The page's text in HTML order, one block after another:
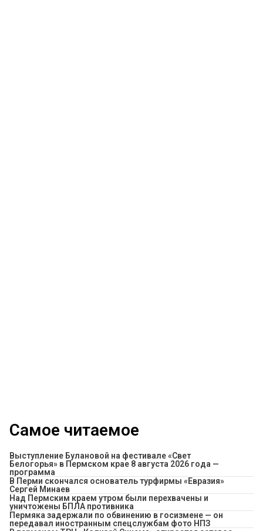
Самое читаемое
Выступление Булановой на фестивале «Свет
Белогорья» в Пермском крае 8 августа 2026 года —
программа
В Перми скончался основатель турфирмы «Евразия»
Сергей Минаев
Над Пермским краем утром были перехвачены и
уничтожены БПЛА противника
Пермяка задержали по обвинению в госизмене — он
передавал иностранным спецслужбам фото НПЗ